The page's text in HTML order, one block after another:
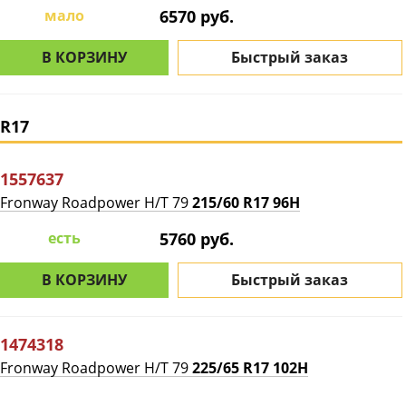
мало
6570 руб.
В КОРЗИНУ Быстрый заказ
R17
1557637
Fronway Roadpower H/T 79215/60 R17 96H
есть
5760 руб.
В КОРЗИНУ Быстрый заказ
1474318
Fronway Roadpower H/T 79225/65 R17 102H